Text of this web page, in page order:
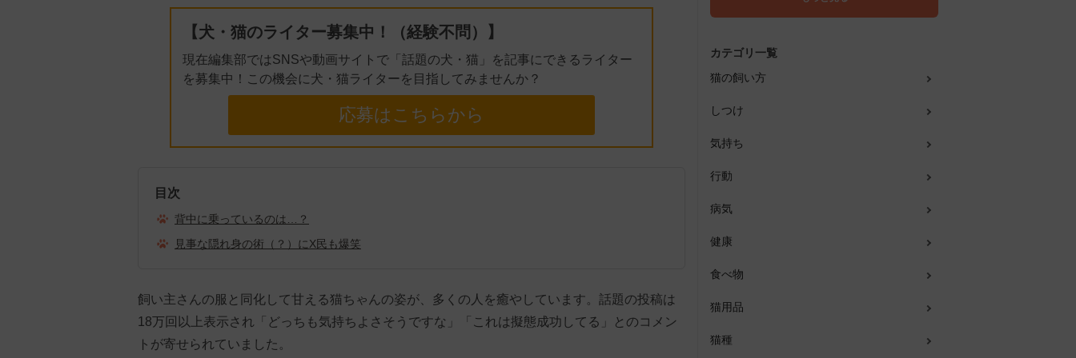
【犬・猫のライター募集中！（経験不問）】
現在編集部ではSNSや動画サイトで「話題の犬・猫」を記事にできるライター
を募集中！この機会に犬・猫ライターを目指してみませんか？
応募はこちらから
目次
背中に乗っているのは…？
見事な隠れ身の術（？）にX民も爆笑
飼い主さんの服と同化して甘える猫ちゃんの姿が、多くの人を癒やしています。話題の投稿は
18万回以上表示され「どっちも気持ちよさそうですな」「これは擬態成功してる」とのコメン
トが寄せられていました。
カテゴリ一覧
猫の飼い方
しつけ
気持ち
行動
病気
健康
食べ物
猫用品
猫種